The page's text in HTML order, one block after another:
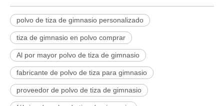
polvo de tiza de gimnasio personalizado
tiza de gimnasio en polvo comprar
Al por mayor polvo de tiza de gimnasio
fabricante de polvo de tiza para gimnasio
proveedor de polvo de tiza de gimnasio